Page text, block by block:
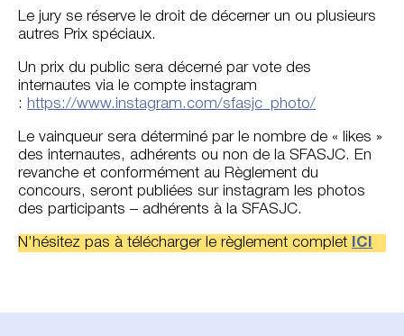
Le jury se réserve le droit de décerner un ou plusieurs
autres Prix spéciaux.
Un prix du public sera décerné par vote des
internautes via le compte instagram
: https://www.instagram.com/sfasjc_photo/
Le vainqueur sera déterminé par le nombre de « likes »
des internautes, adhérents ou non de la SFASJC. En
revanche et conformément au Règlement du
concours, seront publiées sur instagram les photos
des participants – adhérents à la SFASJC.
N’hésitez pas à télécharger le règlement complet ICI